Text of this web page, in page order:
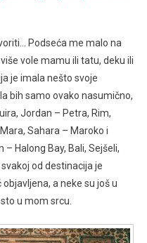
Podseća me malo na
vole mamu ili tatu, deku ili
je imala nešto svoje
bih samo ovako nasumično,
Jordan – Petra, Rim,
Sahara – Maroko i
Halong Bay, Bali, Sejšeli,
od destinacija je
a neke su još u
u mom srcu.